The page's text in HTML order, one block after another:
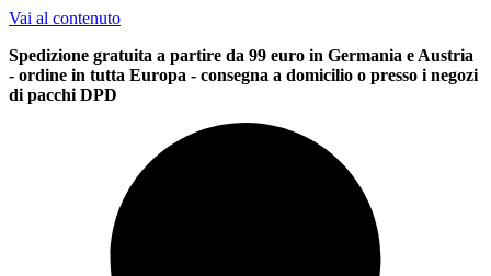
Vai al contenuto
Spedizione gratuita a partire da 99 euro in Germania e Austria
- ordine in tutta Europa - consegna a domicilio o presso i negozi
di pacchi DPD